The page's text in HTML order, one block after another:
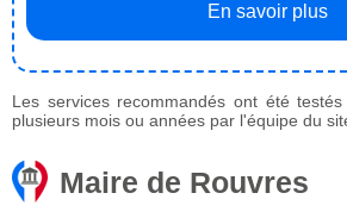
En savoir plus
Les services recommandés ont été
plusieurs mois ou années par l'équipe du
Maire de Rouvres